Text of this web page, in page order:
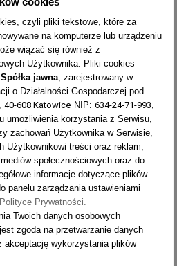
2x6 2x7 2x8
[m]
3,1 3,2 3,4
OPIS
DRABINY?
UŻYWAĆ DRABINY?
CIĘŻAR
1962
czyli pliki tekstowe, które za
na komputerze lub urządzeniu
wiązać się również z
Użytkownika. Pliki cookies
jawna, zarejestrowany w
o Działalności Gospodarczej pod
, 40-608 Katowice NIP: 634-24-71-993,
umożliwienia korzystania z Serwisu,
zachowań Użytkownika w Serwisie,
Użytkownikowi treści oraz reklam,
społecznościowych oraz do
informacje dotyczące plików
panelu zarządzania ustawieniami
Polityce Prywatności.
Twoich danych osobowych
zgoda na przetwarzanie danych
akceptację wykorzystania plików